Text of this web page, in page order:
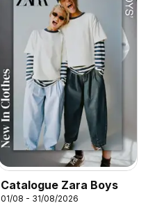
Catalogue Zara Boys
01/08 - 31/08/2026